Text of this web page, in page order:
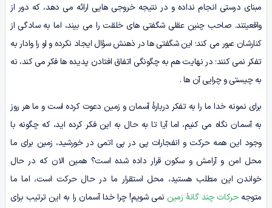
مبنای درستی انجام نداده و در نتیجه خروجی هایی ارائه می دهد، که دور از
واقعیتند. صاحب چنین عقلی شگفتی های خلقت را می بیند، اما به سادگی از
کنارشان عبور می کند؛ این شگفتی ها در ذهنش سؤال ایجاد نکرده و او را وادار به
تفکر نمی کنند؛ در نهایت هم به چگونگی اتفاق افتادن پدیده ها فکر می کند، نه
به چیستی و چرایی آن ها .
برای نمونه خدا ما را به تفکر دربارۀ آسمان و زمین دعوت کرده است و ما هر روز
به آسمان نگاه می کنیم، اما آیا تا به حال به این فکر کرده اید، که چگونه با
وجود این همه حرکت و انفجارات پی در پی اتمی در خورشید، زمین برای ما
محل امن و آرامش و سکون قرار داده شده است؟ همین الان که در حال
خواندن این مطلب هستید، محل استقرار ما در حال حرکت است، اما ما
متوجهحرکات چند گانۀ زمین نمی شویم! چرا خدا آسمان را به این ترتیب برای